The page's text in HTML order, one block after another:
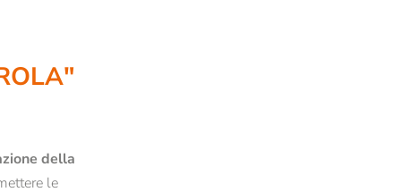
della
le